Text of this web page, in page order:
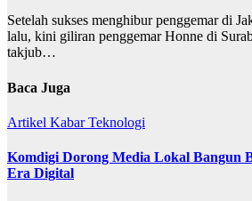
Setelah sukses menghibur penggemar di
lalu, kini giliran penggemar Honne di
takjub…
Baca Juga
Artikel KabarTeknologi
Komdigi Dorong Media Lokal Bangun
Era Digital